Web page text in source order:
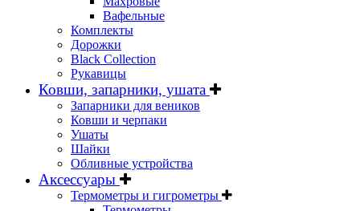
Вафельные
Комплекты
Дорожки
Black Collection
Рукавицы
Ковши, запарники, ушата
Запарники для веников
Ковши и черпаки
Ушаты
Шайки
Обливные устройства
Аксессуары
Термометры и гигрометры